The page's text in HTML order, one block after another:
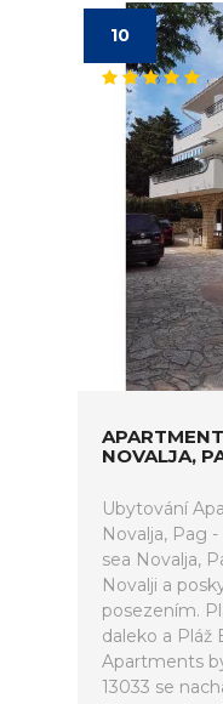
10
NOVALJA,
Ubytování
Novalja, Pag
sea Novalja,
Novalji a
posezením.
daleko a Pláž
Apartments
13033 se